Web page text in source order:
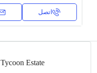
اتصل
Tycoon Estate